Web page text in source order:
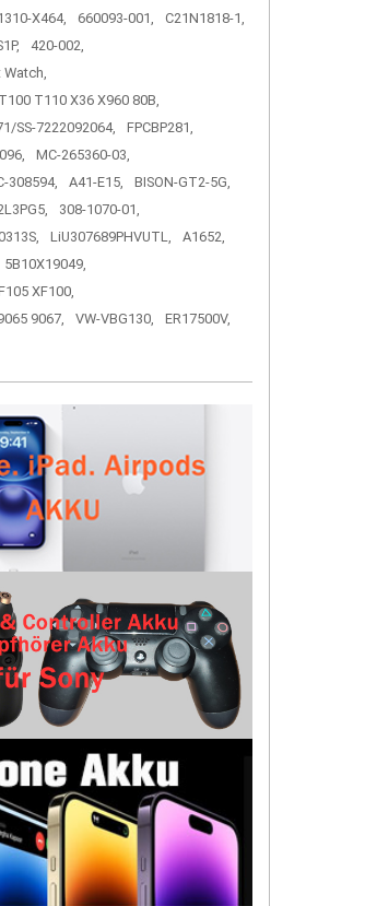
X464, 660093-001,
C21N1818-1,
420-002,
Watch,
T110 X36 X960 80B,
SS-7222092064,
FPCBP281,
MC-265360-03,
308594, A41-E15,
BISON-GT2-5G,
308-1070-01,
LiU307689PHVUTL,
A1652,
5B10X19049,
XF100,
9067,
VW-VBG130,
ER17500V,